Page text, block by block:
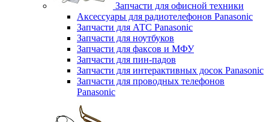
Запчасти для офисной техники
Аксессуары для радиотелефонов Panasonic
Запчасти для АТС Panasonic
Запчасти для ноутбуков
Запчасти для факсов и МФУ
Запчасти для пин-падов
Запчасти для интерактивных досок Panasonic
Запчасти для проводных телефонов
Panasonic